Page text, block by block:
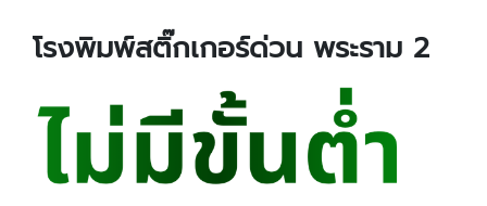
โรงพิมพ์สติ๊กเกอร์ด่วน พระราม 2